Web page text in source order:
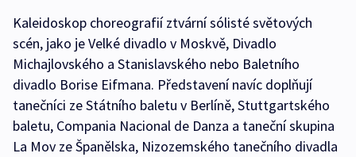
Kaleidoskop choreografií ztvární sólisté světových
scén, jako je Velké divadlo v Moskvě, Divadlo
Michajlovského a Stanislavského nebo Baletního
divadlo Borise Eifmana. Představení navíc doplňují
tanečníci ze Státního baletu v Berlíně, Stuttgartského
baletu, Compania Nacional de Danza a taneční skupina
La Mov ze Španělska, Nizozemského tanečního divadla